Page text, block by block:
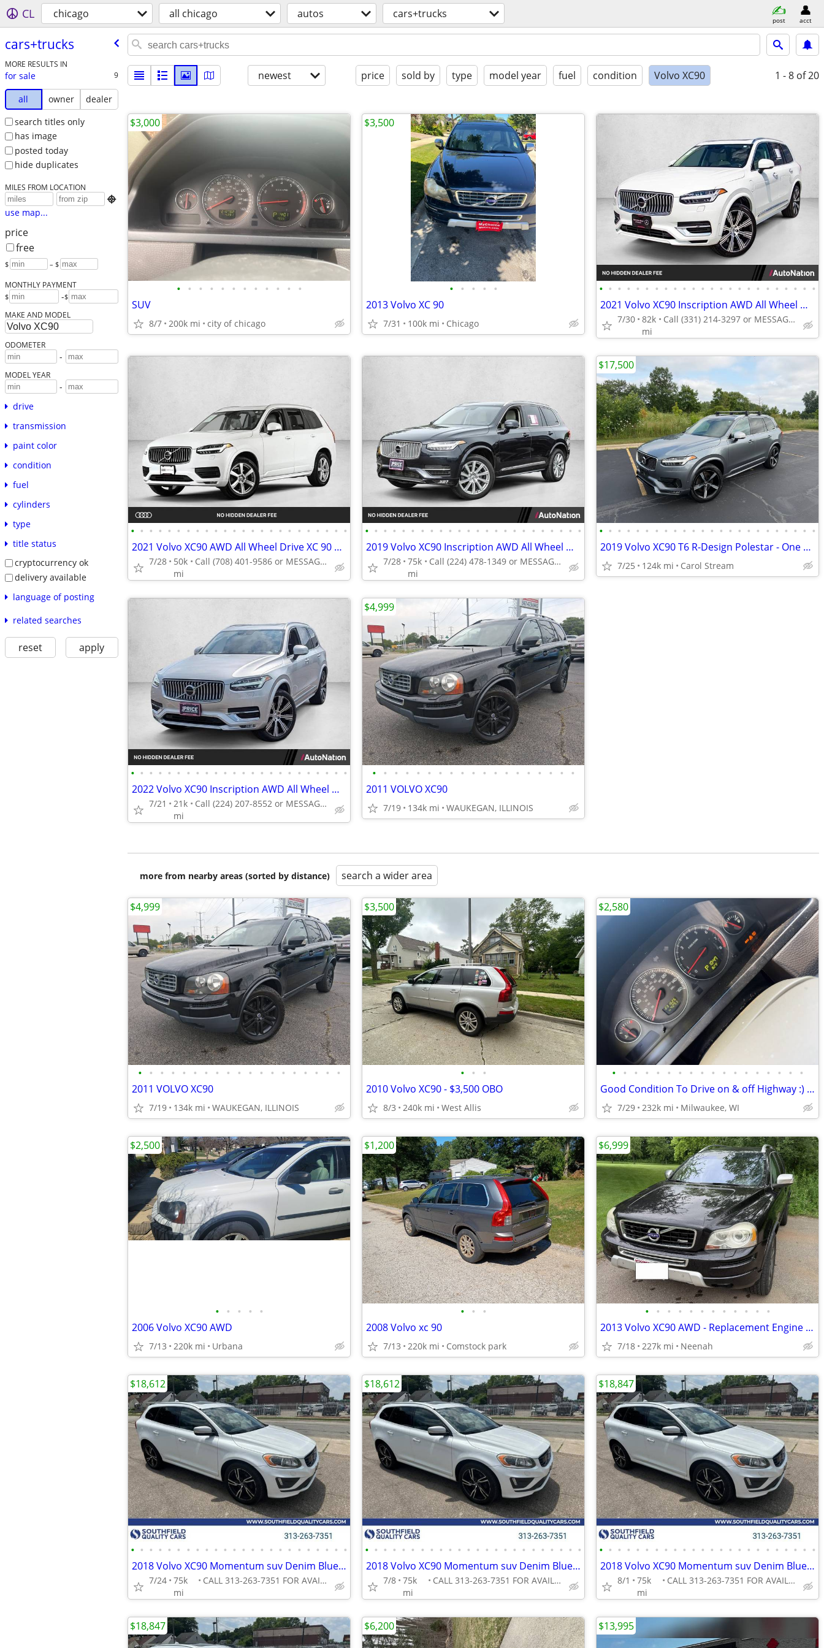
CL chicago all chicago autos cars+trucks post acct
cars+trucks
MORE RESULTS IN
for sale 9
all owner
dealer
search titles only
has image
posted today
hide duplicates
MILES FROM LOCATION

use map...
price
free
$ – $
MONTHLY PAYMENT
$ -$
MAKE AND MODEL
ODOMETER
-
MODEL YEAR
-
drive
transmission
paint color
condition
fuel
cylinders
type
title status
cryptocurrency ok
delivery available
language of posting
related searches
reset apply
newest price sold by type model year fuel condition Volvo XC90 1 - 8 of 20
• • • • • • • • • • • •
SUV
8/7 200k mi city of chicago
$3,000
• • • • •
2013 Volvo XC 90
7/31 100k mi Chicago
$3,500
• • • • • • • • • • • • • • • • • • • • • • • •
2021 Volvo XC90 Inscription AWD All Wheel Drive SUV XC 90 Electric AUTONATION
7/30 82k
mi
Call (331) 214-3297 or MESSAGE/CHAT to confirm availability
• • • • • • • • • • • • • • • • • • • • • • • •
2021 Volvo XC90 AWD All Wheel Drive XC 90 Momentum SUV
7/28
50k
mi
Call (708) 401-9586 or MESSAGE/CHAT to confirm availability
• • • • • • • • • • • • • • • • • • • • • • • •
2019 Volvo XC90 Inscription AWD All Wheel Drive SUV XC 90 AUTONATION
7/28 75k
mi
Call (224) 478-1349 or MESSAGE/CHAT to confirm availability
• • • • • • • • • • • • • • • • • • • • • • • •
2019 Volvo XC90 T6 R-Design Polestar - One Owner / Great Conidition
7/25 124k mi Carol Stream
$17,500
• • • • • • • • • • • • • • • • • • • • • • • •
2022 Volvo XC90 Inscription AWD All Wheel Drive SUV XC 90 AUTONATION
7/21
21k
mi
Call (224) 207-8552 or MESSAGE/CHAT to confirm availability
• • • • • • • • • • • • • • • • • • •
2011 VOLVO XC90
7/19 134k mi WAUKEGAN, ILLINOIS
$4,999
more from nearby areas (sorted by distance) search a wider area
• • • • • • • • • • • • • • • • • • •
2011 VOLVO XC90
7/19 134k mi WAUKEGAN, ILLINOIS
$4,999
• • •
2010 Volvo XC90 - $3,500 OBO
8/3 240k mi West Allis
$3,500
• • • • • • • • • • • • • • • • • •
Good Condition To Drive on & off Highway :) 2007 Volvo XC90
7/29 232k mi Milwaukee, WI
$2,580
• • • • •
2006 Volvo XC90 AWD
7/13 220k mi Urbana
$2,500
• • •
2008 Volvo xc 90
7/13 220k mi Comstock park
$1,200
• • • • • • • • • • • •
2013 Volvo XC90 AWD - Replacement Engine - Navigation - Backup Camera
7/18 227k mi Neenah
$6,999
• • • • • • • • • • • • • • • • • • • • • • • •
2018 Volvo XC90 Momentum suv Denim Blue Metallic
7/24 75k
mi
CALL 313-263-7351 FOR AVAILABILITY
$18,612
• • • • • • • • • • • • • • • • • • • • • • • •
2018 Volvo XC90 Momentum suv Denim Blue Metallic
7/8 75k
mi
CALL 313-263-7351 FOR AVAILABILITY
$18,612
• • • • • • • • • • • • • • • • • • • • • • • •
2018 Volvo XC90 Momentum suv Denim Blue Metallic
8/1
75k
mi
CALL 313-263-7351 FOR AVAILABILITY
$18,847
$18,847 $6,200 $13,995